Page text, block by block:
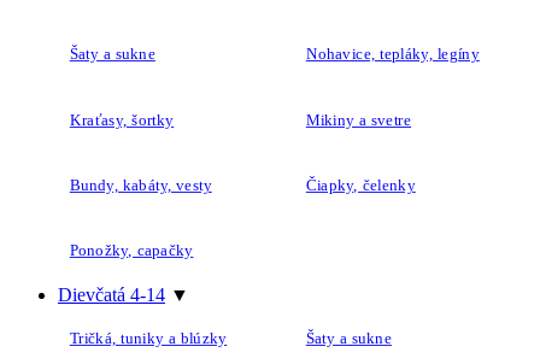
Šaty a sukne Nohavice, tepláky, legíny
Kraťasy, šortky Mikiny a svetre
Bundy, kabáty, vesty Čiapky, čelenky
Ponožky, capačky
Dievčatá 4-14 ▼
Tričká, tuniky a blúzky Šaty a sukne